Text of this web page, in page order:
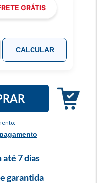
GRÁTIS
CALCULAR
até 7 dias
garantida